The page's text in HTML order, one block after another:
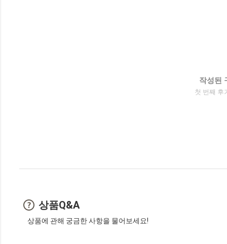
작성된
첫 번째 후
상품Q&A
상품에 관해 궁금한 사항을 물어보세요!